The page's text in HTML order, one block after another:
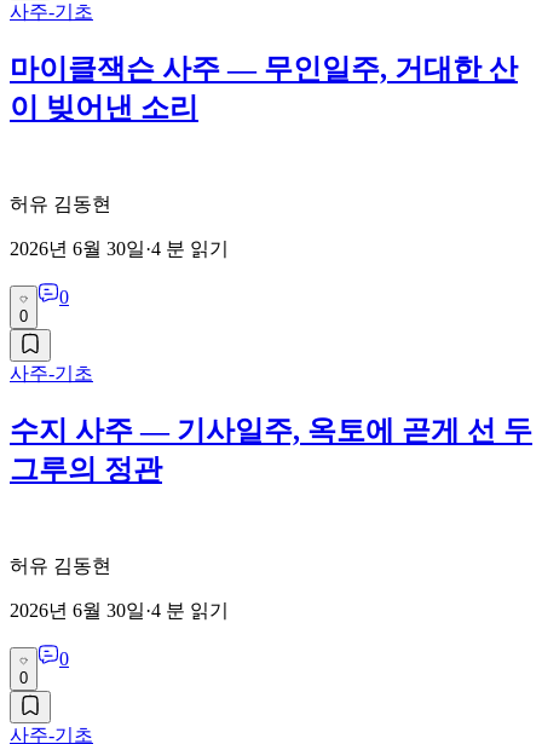
사주-기초
마이클잭슨 사주 — 무인일주, 거대한 산
이 빚어낸 소리
허유 김동현
2026년 6월 30일·4 분 읽기
0
0
사주-기초
수지 사주 — 기사일주, 옥토에 곧게 선 두
그루의 정관
허유 김동현
2026년 6월 30일·4 분 읽기
0
0
사주-기초